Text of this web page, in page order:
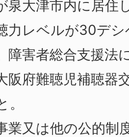
泉大津市内に居住
力レベルが30デ
障害者総合支援法
阪府難聴児補聴器
業又は他の公的制